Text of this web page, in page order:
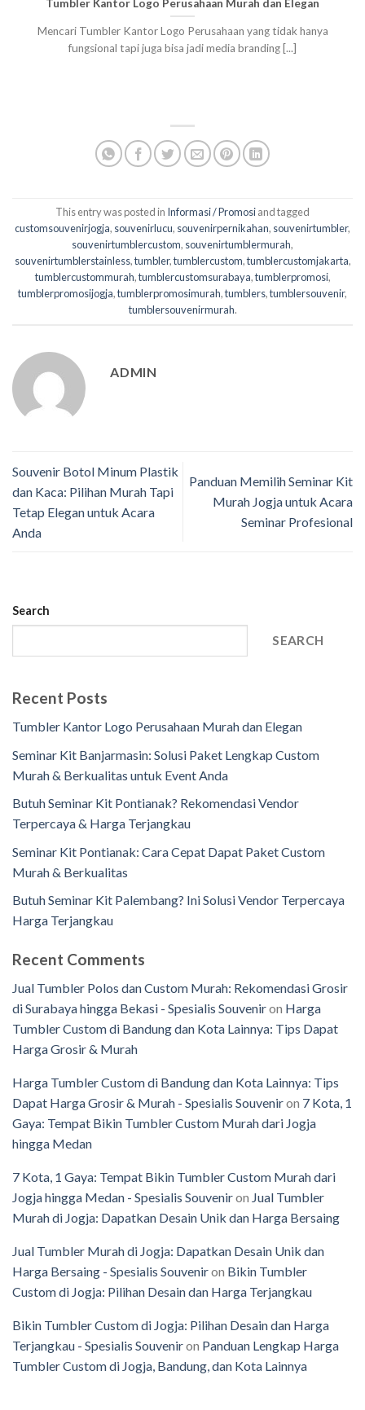
Tumbler Kantor Logo Perusahaan Murah dan Elegan
Mencari Tumbler Kantor Logo Perusahaan yang tidak hanya
fungsional tapi juga bisa jadi media branding [...]
This entry was posted in Informasi / Promosiand tagged
customsouvenirjogja, souvenirlucu, souvenirpernikahan, souvenirtumbler,
souvenirtumblercustom, souvenirtumblermurah,
souvenirtumblerstainless,tumbler,tumblercustom,tumblercustomjakarta,
tumblercustommurah,tumblercustomsurabaya,tumblerpromosi,
tumblerpromosijogja,tumblerpromosimurah,tumblers,tumblersouvenir,
tumblersouvenirmurah.
ADMIN
Souvenir Botol Minum Plastik
dan Kaca: Pilihan Murah Tapi
Tetap Elegan untuk Acara
Anda
Panduan Memilih Seminar Kit
Murah Jogja untuk Acara
Seminar Profesional
Search
SEARCH
Recent Posts
Tumbler Kantor Logo Perusahaan Murah dan Elegan
Seminar Kit Banjarmasin: Solusi Paket Lengkap Custom
Murah & Berkualitas untuk Event Anda
Butuh Seminar Kit Pontianak? Rekomendasi Vendor
Terpercaya & Harga Terjangkau
Seminar Kit Pontianak: Cara Cepat Dapat Paket Custom
Murah & Berkualitas
Butuh Seminar Kit Palembang? Ini Solusi Vendor Terpercaya
Harga Terjangkau
Recent Comments
Jual Tumbler Polos dan Custom Murah: Rekomendasi Grosir
di Surabaya hingga Bekasi - Spesialis Souveniron Harga
Tumbler Custom di Bandung dan Kota Lainnya: Tips Dapat
Harga Grosir & Murah
Harga Tumbler Custom di Bandung dan Kota Lainnya: Tips
Dapat Harga Grosir & Murah - Spesialis Souveniron 7 Kota, 1
Gaya: Tempat Bikin Tumbler Custom Murah dari Jogja
hingga Medan
7 Kota, 1 Gaya: Tempat Bikin Tumbler Custom Murah dari
Jogja hingga Medan - Spesialis Souveniron Jual Tumbler
Murah di Jogja: Dapatkan Desain Unik dan Harga Bersaing
Jual Tumbler Murah di Jogja: Dapatkan Desain Unik dan
Harga Bersaing - Spesialis Souveniron Bikin Tumbler
Custom di Jogja: Pilihan Desain dan Harga Terjangkau
Bikin Tumbler Custom di Jogja: Pilihan Desain dan Harga
Terjangkau - Spesialis Souveniron Panduan Lengkap Harga
Tumbler Custom di Jogja, Bandung, dan Kota Lainnya